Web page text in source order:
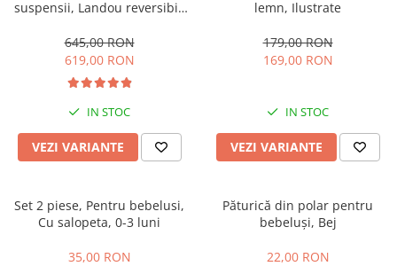
suspensii, Landou reversibil,
Roata cauciuc
645,00 RON
619,00 RON
IN STOC
VEZI VARIANTE
lemn, Ilustrate
179,00 RON
169,00 RON
IN STOC
VEZI VARIANTE
Set 2 piese, Pentru bebelusi,
Cu salopeta, 0-3 luni
35,00 RON
Păturică din polar pentru
bebeluși, Bej
22,00 RON